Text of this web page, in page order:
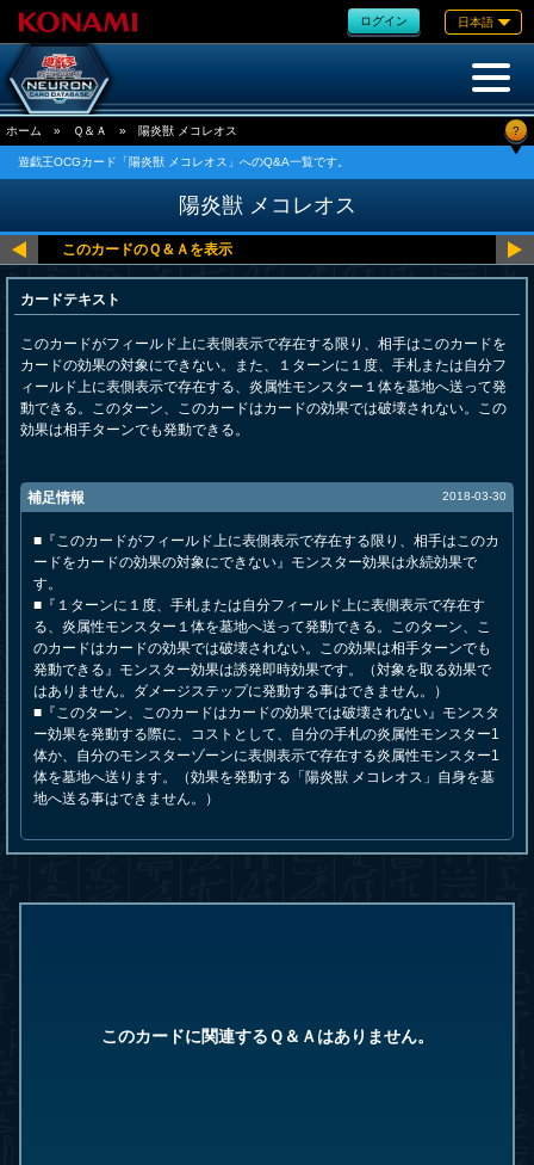
ログイン 日本語
ホーム » Ｑ＆Ａ » 陽炎獣 メコレオス ?
遊戯王OCGカード「陽炎獣 メコレオス」へのQ&A一覧です。
陽炎獣 メコレオス
カードテキスト
このカードがフィールド上に表側表示で存在する限り、相手はこのカードを
カードの効果の対象にできない。また、１ターンに１度、手札または自分フ
ィールド上に表側表示で存在する、炎属性モンスター１体を墓地へ送って発
動できる。このターン、このカードはカードの効果では破壊されない。この
効果は相手ターンでも発動できる。
補足情報 2018-03-30
■『このカードがフィールド上に表側表示で存在する限り、相手はこのカ
ードをカードの効果の対象にできない』モンスター効果は永続効果で
す。
■『１ターンに１度、手札または自分フィールド上に表側表示で存在す
る、炎属性モンスター１体を墓地へ送って発動できる。このターン、こ
のカードはカードの効果では破壊されない。この効果は相手ターンでも
発動できる』モンスター効果は誘発即時効果です。（対象を取る効果で
はありません。ダメージステップに発動する事はできません。）
■『このターン、このカードはカードの効果では破壊されない』モンスタ
ー効果を発動する際に、コストとして、自分の手札の炎属性モンスター1
体か、自分のモンスターゾーンに表側表示で存在する炎属性モンスター1
体を墓地へ送ります。（効果を発動する「陽炎獣 メコレオス」自身を墓
地へ送る事はできません。）
このカードに関連するＱ＆Ａはありません。